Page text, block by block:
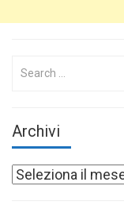
Search
Archivi
Archivi